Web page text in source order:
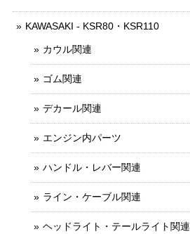
KAWASAKI - KSR80・KSR110
カウル関連
ゴム関連
デカール関連
エンジン内パーツ
ハンドル・レバー関連
ライン・ケーブル関連
ヘッドライト・テールライト関連